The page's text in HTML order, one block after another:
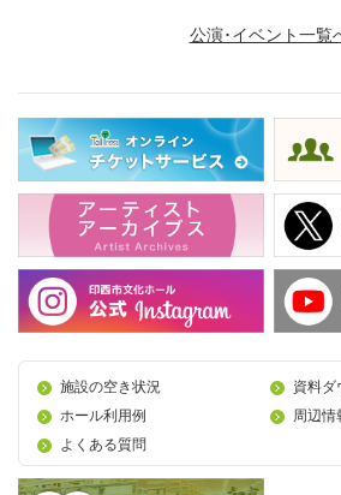
公演･イベント一覧
施設の空き状況
資料ダ
ホール利用例
周辺情
よくある質問